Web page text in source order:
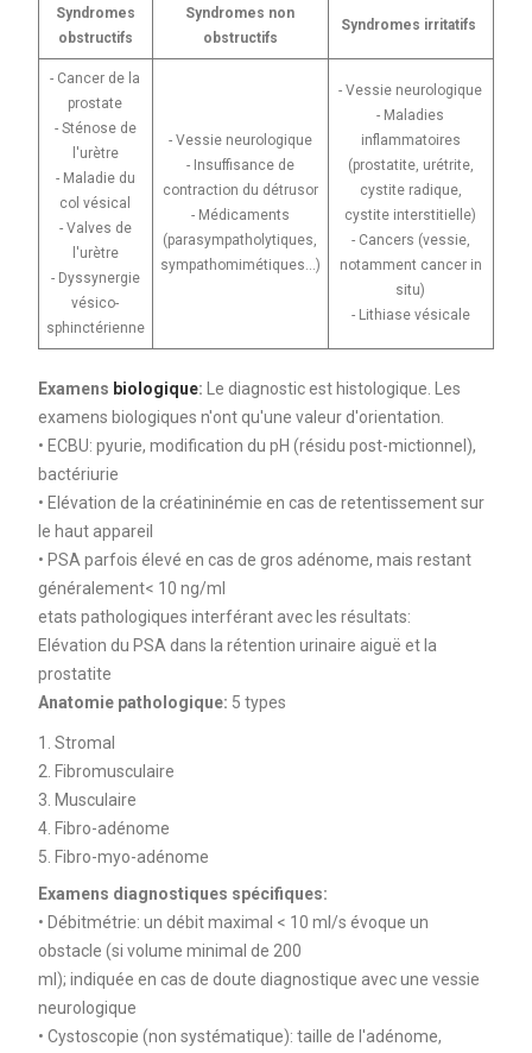
Syndromes
obstructifs
Syndromes non
obstructifs
Syndromes irritatifs
- Cancer de la
prostate
- Sténose de
l'urètre
- Maladie du
col vésical
- Valves de
l'urètre
- Dyssynergie
vésico-
sphinctérienne
- Vessie neurologique
- Insuffisance de
contraction du détrusor
- Médicaments
(parasympatholytiques,
sympathomimétiques...)
- Vessie neurologique
- Maladies
inflammatoires
(prostatite, urétrite,
cystite radique,
cystite interstitielle)
- Cancers (vessie,
notamment cancer in
situ)
- Lithiase vésicale
Examens biologique:
Le diagnostic est histologique. Les
examens biologiques n'ont qu'une valeur d'orientation.
• ECBU: pyurie, modification du pH (résidu post-mictionnel),
bactériurie
• Elévation de la créatininémie en cas de retentissement sur
le haut appareil
• PSA parfois élevé en cas de gros adénome, mais restant
généralement< 10 ng/ml
etats pathologiques interférant avec les résultats:
Elévation du PSA dans la rétention urinaire aiguë et la
prostatite
Anatomie pathologique: 5 types
Stromal
Fibromusculaire
Musculaire
Fibro-adénome
Fibro-myo-adénome
Examens diagnostiques spécifiques:
• Débitmétrie: un débit maximal < 10 ml/s évoque un
obstacle (si volume minimal de 200
ml); indiquée en cas de doute diagnostique avec une vessie
neurologique
• Cystoscopie (non systématique): taille de l'adénome,